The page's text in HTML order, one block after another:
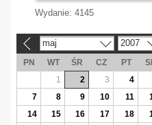
Wydanie: 4145
maj 2007
PN WT ŚR CZ PT
1
2 3 4
7
8 9 10 11
14
15 16 17 18